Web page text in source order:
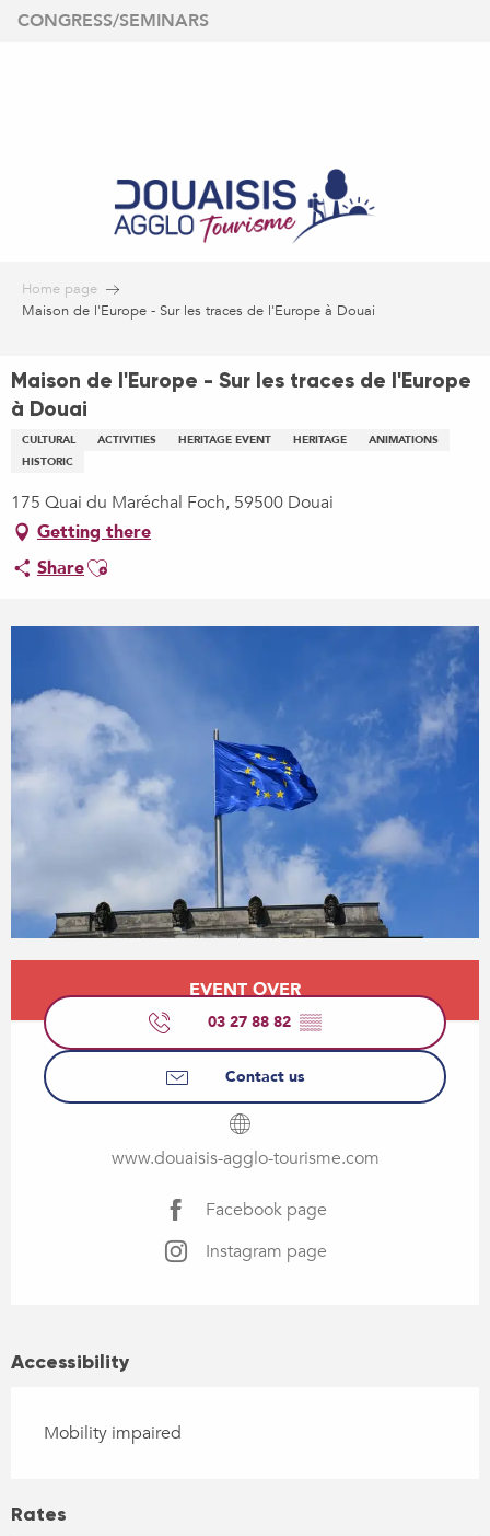
Aller
CONGRESS/SEMINARS
Home page
Maison de l'Europe - Sur les traces de l'Europe à Douai
Maison de l'Europe - Sur les traces de l'Europe
à Douai
CULTURAL ACTIVITIES HERITAGE EVENT HERITAGE
ANIMATIONS
HISTORIC
175 Quai du Maréchal Foch, 59500 Douai
Getting there
ShareAjouter aux favoris
Opening hours & contact details
EVENT OVER
03 27 88 82 ▒▒
Contact us
www.douaisis-agglo-tourisme.com
Facebook page
Instagram page
Accessibility
Mobility impaired
Rates